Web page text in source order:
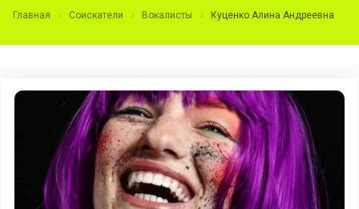
Главная Соискатели Вокалисты Куценко Алина Андреевна